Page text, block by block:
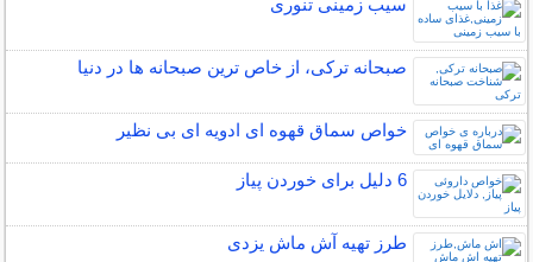
صبحانه ترکی، از خاص ترین صبحانه ها در دنیا
خواص سماق قهوه ای ادویه ای بی نظیر
6 دلیل برای خوردن پیاز
طرز تهیه آش ماش یزدی